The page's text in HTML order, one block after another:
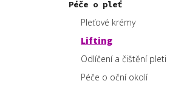
Péče o pleť
Pleťové krémy
Lifting
Odlíčení a čištění pleti
Péče o oční okolí